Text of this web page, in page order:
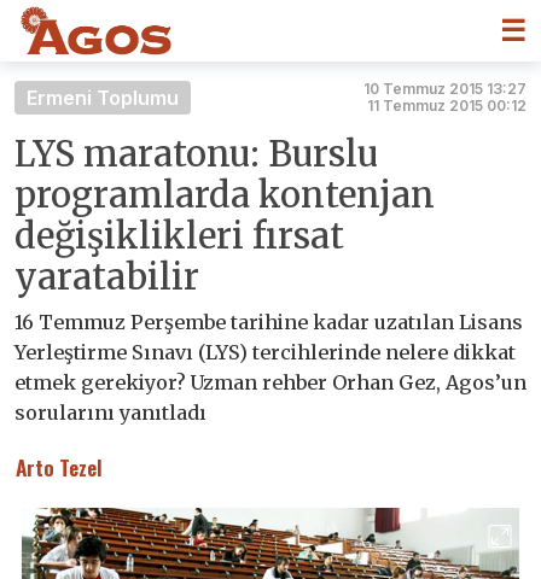
☰
Ermeni Toplumu
10 Temmuz 2015 13:27
11 Temmuz 2015 00:12
LYS maratonu: Burslu
programlarda kontenjan
değişiklikleri fırsat
yaratabilir
16 Temmuz Perşembe tarihine kadar uzatılan Lisans
Yerleştirme Sınavı (LYS) tercihlerinde nelere dikkat
etmek gerekiyor? Uzman rehber Orhan Gez, Agos’un
sorularını yanıtladı
Arto Tezel